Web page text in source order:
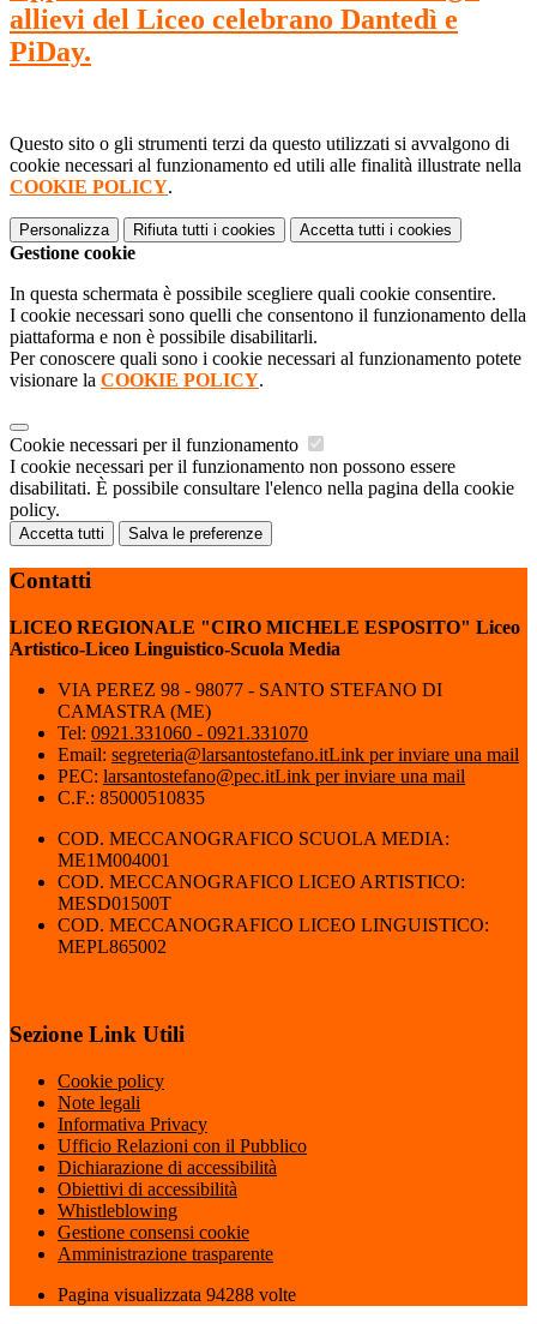
allievi del Liceo celebrano Dantedì e
PiDay.
Questo sito o gli strumenti terzi da questo utilizzati si avvalgono di
cookie necessari al funzionamento ed utili alle finalità illustrate nella
COOKIE POLICY.
Personalizza Rifiuta tutti i cookies Accetta tutti i cookies
Gestione cookie
In questa schermata è possibile scegliere quali cookie consentire.
I cookie necessari sono quelli che consentono il funzionamento della
piattaforma e non è possibile disabilitarli.
Per conoscere quali sono i cookie necessari al funzionamento potete
visionare la COOKIE POLICY.
Cookie necessari per il funzionamento
I cookie necessari per il funzionamento non possono essere
disabilitati. È possibile consultare l'elenco nella pagina della cookie
policy.
Accetta tutti Salva le preferenze
Contatti
LICEO REGIONALE "CIRO MICHELE ESPOSITO" Liceo
Artistico-Liceo Linguistico-Scuola Media
VIA PEREZ 98 - 98077 - SANTO STEFANO DI
CAMASTRA (ME)
Tel: 0921.331060 - 0921.331070
Email: segreteria@larsantostefano.itLink per inviare una mail
PEC: larsantostefano@pec.itLink per inviare una mail
C.F.: 85000510835
COD. MECCANOGRAFICO SCUOLA MEDIA:
ME1M004001
COD. MECCANOGRAFICO LICEO ARTISTICO:
MESD01500T
COD. MECCANOGRAFICO LICEO LINGUISTICO:
MEPL865002
Sezione Link Utili
Cookie policy
Note legali
Informativa Privacy
Ufficio Relazioni con il Pubblico
Dichiarazione di accessibilità
Obiettivi di accessibilità
Whistleblowing
Gestione consensi cookie
Amministrazione trasparente
Pagina visualizzata 94288 volte